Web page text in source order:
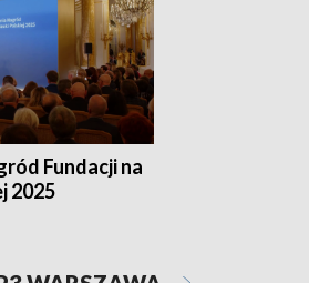
Fundacji na
2025